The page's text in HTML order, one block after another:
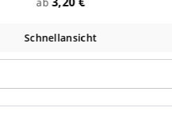
Schnellansicht